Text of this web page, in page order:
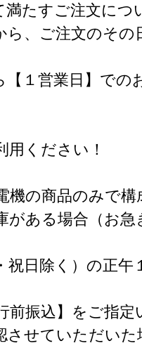
たすご注文につ
ら、ご注文のそ
【１営業日】での
用ください！
の商品のみで構
ある場合（お急
日除く）の正午
振込】をご指定
させていただいた